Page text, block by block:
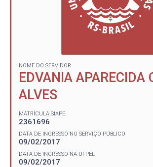
NOME DO SERVIDOR
EDVANIA APARECIDA
ALVES
MATRÍCULA SIAPE
2361696
DATA DE INGRESSO NO SERVIÇO PÚBLICO
09/02/2017
DATA DE INGRESSO NA UFPEL
09/02/2017